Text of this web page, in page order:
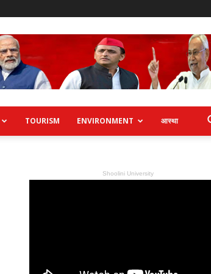
TOURISM ENVIRONMENT आस्था
Shoolini University